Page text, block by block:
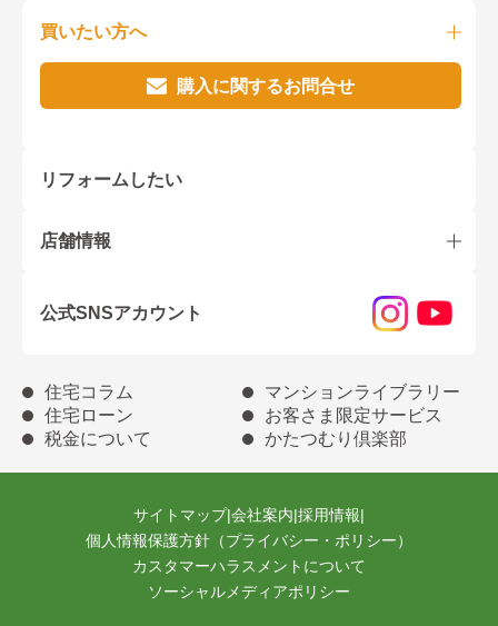
買いたい方へ
購入に関するお問合せ
リフォームしたい
店舗情報
公式SNSアカウント
住宅コラム
マンションライブラリー
住宅ローン
お客さま限定サービス
税金について
かたつむり倶楽部
サイトマップ|会社案内|採用情報|
個人情報保護方針（プライバシー・ポリシー）
カスタマーハラスメントについて
ソーシャルメディアポリシー